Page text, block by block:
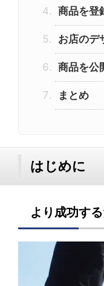
商品を登
お店のデ
商品を公
まとめ
はじめに
より成功す